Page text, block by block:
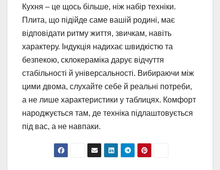
Кухня – це щось більше, ніж набір техніки.
Плита, що підійде саме вашій родині, має
відповідати ритму життя, звичкам, навіть
характеру. Індукція надихає швидкістю та
безпекою, склокераміка дарує відчуття
стабільності й універсальності. Вибираючи між
цими двома, слухайте себе й реальні потреби,
а не лише характеристики у таблицях. Комфорт
народжується там, де техніка підлаштовується
під вас, а не навпаки.